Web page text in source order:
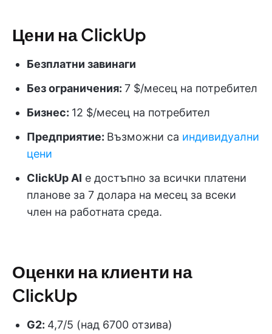
Цени на ClickUp
Безплатни завинаги
Без ограничения: 7 $/месец на потребител
Бизнес: 12 $/месец на потребител
Предприятие: Възможни са индивидуални
цени
ClickUp AI е достъпно за всички платени
планове за 7 долара на месец за всеки
член на работната среда.
Оценки на клиенти на
ClickUp
G2: 4,7/5 (над 6700 отзива)